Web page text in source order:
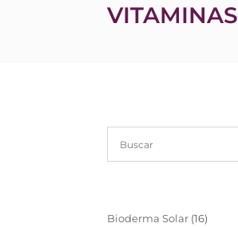
VITAMINAS
Bioderma Solar 1616